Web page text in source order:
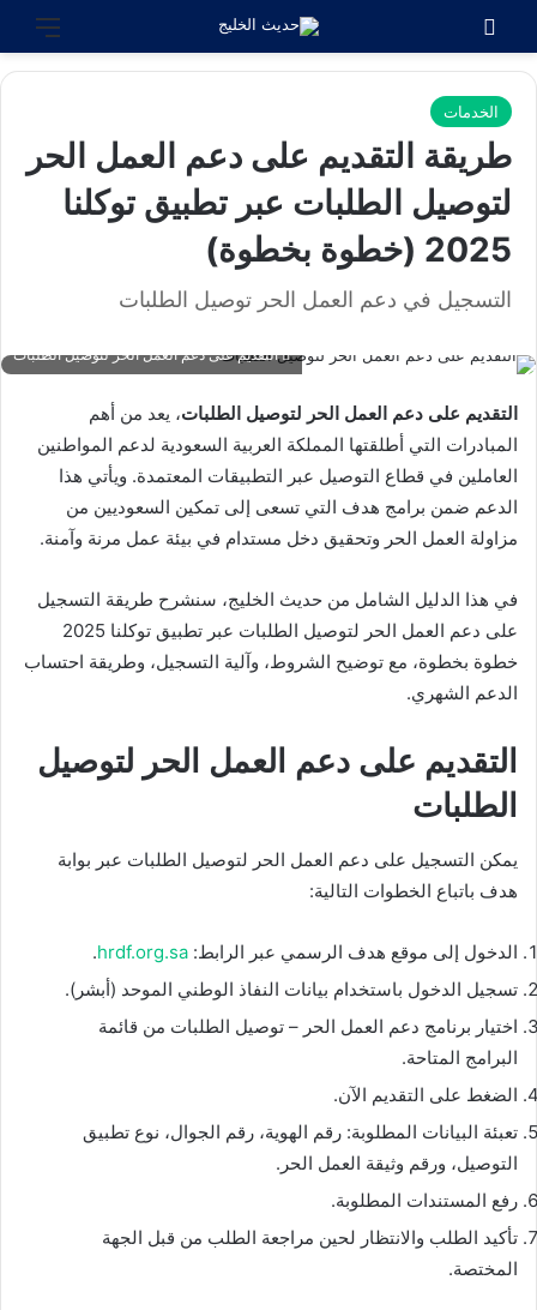
الخدمات
طريقة التقديم على دعم العمل الحر
لتوصيل الطلبات عبر تطبيق توكلنا
2025 (خطوة بخطوة)
التسجيل في دعم العمل الحر توصيل الطلبات
التقديم على دعم العمل الحر لتوصيل الطلبات
التقديم على دعم العمل الحر لتوصيل الطلبات، يعد من أهم
المبادرات التي أطلقتها المملكة العربية السعودية لدعم المواطنين
العاملين في قطاع التوصيل عبر التطبيقات المعتمدة. ويأتي هذا
الدعم ضمن برامج هدف التي تسعى إلى تمكين السعوديين من
مزاولة العمل الحر وتحقيق دخل مستدام في بيئة عمل مرنة وآمنة.
في هذا الدليل الشامل من حديث الخليج، سنشرح طريقة التسجيل
على دعم العمل الحر لتوصيل الطلبات عبر تطبيق توكلنا 2025
خطوة بخطوة، مع توضيح الشروط، وآلية التسجيل، وطريقة احتساب
الدعم الشهري.
التقديم على دعم العمل الحر لتوصيل
الطلبات
يمكن التسجيل على دعم العمل الحر لتوصيل الطلبات عبر بوابة
هدف باتباع الخطوات التالية:
الدخول إلى موقع هدف الرسمي عبر الرابط: hrdf.org.sa
.
تسجيل الدخول باستخدام بيانات النفاذ الوطني الموحد (أبشر).
اختيار برنامج دعم العمل الحر – توصيل الطلبات من قائمة
البرامج المتاحة.
الضغط على التقديم الآن.
تعبئة البيانات المطلوبة: رقم الهوية، رقم الجوال، نوع تطبيق
التوصيل، ورقم وثيقة العمل الحر.
رفع المستندات المطلوبة.
تأكيد الطلب والانتظار لحين مراجعة الطلب من قبل الجهة
المختصة.